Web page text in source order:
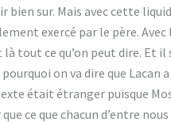
bien sur. Mais avec cette
exercé par le père.
là tout ce qu’on peut dire. Et
pourquoi on va dire que
était étranger puisque
ce que chacun d’entre